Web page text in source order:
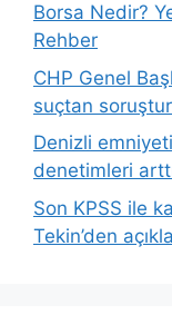
Borsa Nedir?
Rehber
CHP Genel
suçtan
Denizli
denetimleri
Son KPSS ile
Tekin’den